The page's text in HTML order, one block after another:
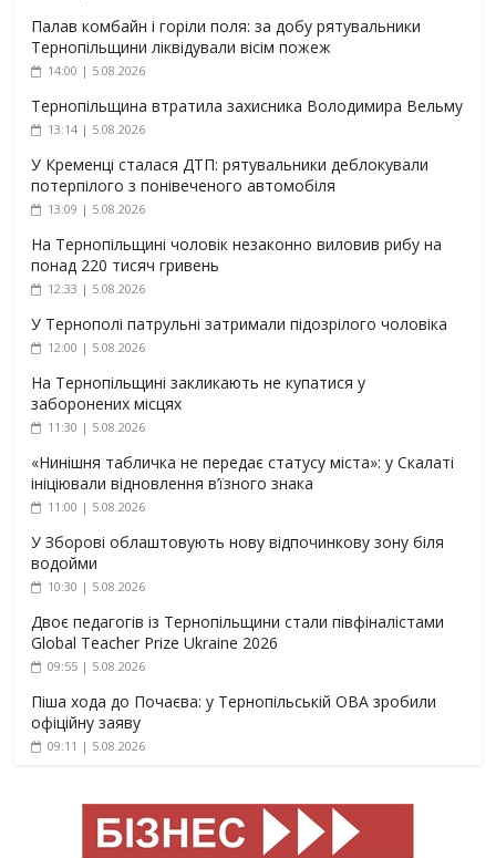
Палав комбайн і горіли поля: за добу рятувальники
Тернопільщини ліквідували вісім пожеж
14:00 | 5.08.2026
Тернопільщина втратила захисника Володимира Вельму
13:14 | 5.08.2026
У Кременці сталася ДТП: рятувальники деблокували
потерпілого з понівеченого автомобіля
13:09 | 5.08.2026
На Тернопільщині чоловік незаконно виловив рибу на
понад 220 тисяч гривень
12:33 | 5.08.2026
У Тернополі патрульні затримали підозрілого чоловіка
12:00 | 5.08.2026
На Тернопільщині закликають не купатися у
заборонених місцях
11:30 | 5.08.2026
«Нинішня табличка не передає статусу міста»: у Скалаті
ініціювали відновлення в’їзного знака
11:00 | 5.08.2026
У Зборові облаштовують нову відпочинкову зону біля
водойми
10:30 | 5.08.2026
Двоє педагогів із Тернопільщини стали півфіналістами
Global Teacher Prize Ukraine 2026
09:55 | 5.08.2026
Піша хода до Почаєва: у Тернопільській ОВА зробили
офіційну заяву
09:11 | 5.08.2026